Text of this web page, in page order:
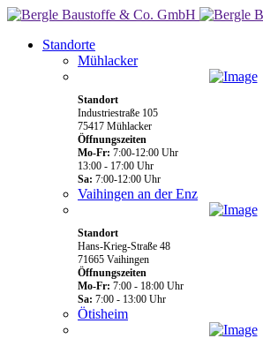
Standorte
Mühlacker
Standort
Industriestraße 105
75417 Mühlacker
Öffnungszeiten
Mo-Fr: 7:00-12:00 Uhr
13:00 - 17:00 Uhr
Sa: 7:00-12:00 Uhr
Vaihingen an der Enz
Standort
Hans-Krieg-Straße 48
71665 Vaihingen
Öffnungszeiten
Mo-Fr: 7:00 - 18:00 Uhr
Sa: 7:00 - 13:00 Uhr
Ötisheim